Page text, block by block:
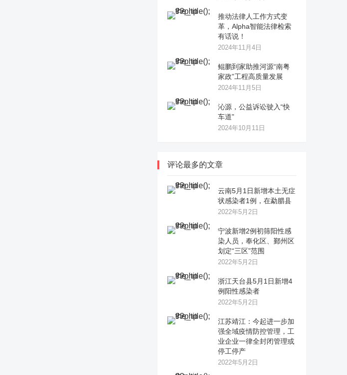
推动法律人工作方式变
革，Alpha智能法律检索
有话说！
2024年11月4日
鲲鹏到家助推河源“南粤
家政”工程高质量发展
2024年11月5日
沁源，公益诉讼驶入“快
车道”
2024年10月11日
评论最多的文章
云南5月1日新增本土无症
状感染者1例，在勐腊县
2022年5月2日
宁波新增2例初筛阳性感
染人员，奉化区、鄞州区
划定“三区”范围
2022年5月2日
浙江天台县5月1日新增4
例阳性感染者
2022年5月2日
江苏靖江：今起进一步加
强全域疫情防控管理，工
业企业一律全封闭管理或
停工停产
2022年5月2日